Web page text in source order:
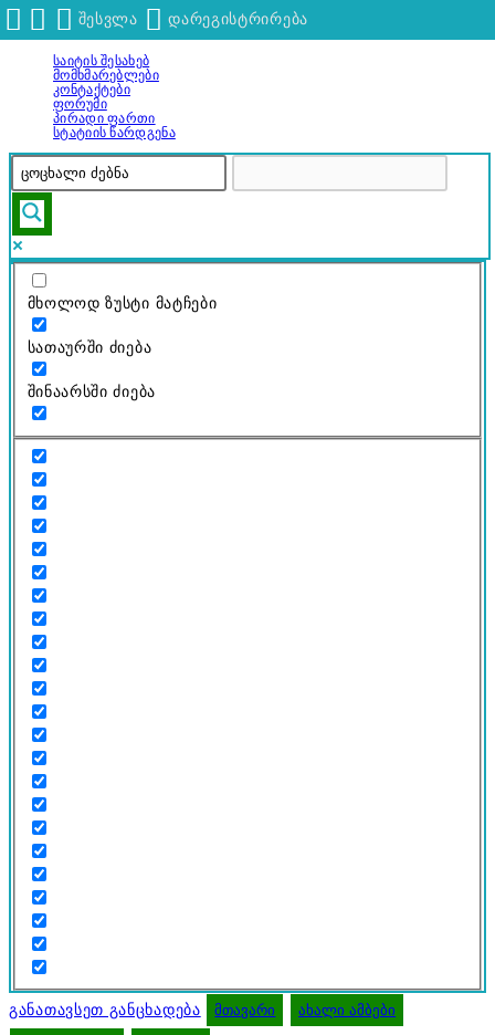
გადადით
შინაარსზე
Საიტის Შესახებ
Მომხმარებლები
Კონტაქტები
Ფორუმი
Პირადი Ფართი
Სტატიის Წარდგენა
მხოლოდ ზუსტი მატჩები
სათაურში ძიება
შინაარსში ძიება
განათავსეთ განცხადება მთავარი ახალი ამბები
შესვლა დარეგისტრირება